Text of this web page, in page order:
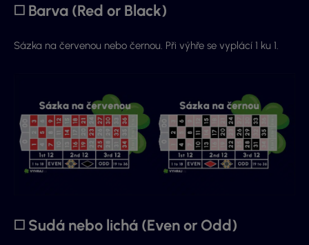
◻️ Barva (Red or Black)
Sázka na červenou nebo černou. Při výhře se vyplácí 1 ku 1.
◻️ Sudá nebo lichá (Even or Odd)